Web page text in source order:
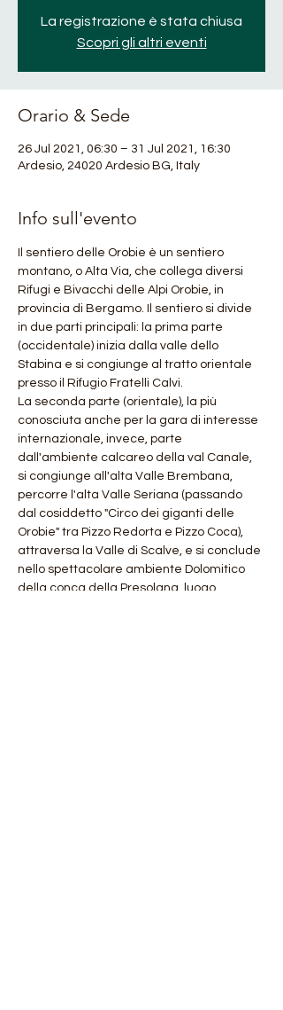
La registrazione è stata chiusa
Scopri gli altri eventi
Orario & Sede
26 Jul 2021, 06:30 – 31 Jul 2021, 16:30
Ardesio, 24020 Ardesio BG, Italy
Info sull'evento
Il sentiero delle Orobie è un sentiero
montano, o Alta Via, che collega diversi
Rifugi e Bivacchi delle Alpi Orobie, in
provincia di Bergamo. Il sentiero si divide
in due parti principali: la prima parte
(occidentale) inizia dalla valle dello
Stabina e si congiunge al tratto orientale
presso il Rifugio Fratelli Calvi.
La seconda parte (orientale), la più
conosciuta anche per la gara di interesse
internazionale, invece, parte
dall'ambiente calcareo della val Canale,
si congiunge all'alta Valle Brembana,
percorre l'alta Valle Seriana (passando
dal cosiddetto "Circo dei giganti delle
Orobie" tra Pizzo Redorta e Pizzo Coca),
attraversa la Valle di Scalve, e si conclude
nello spettacolare ambiente Dolomitico
della conca della Presolana, luogo